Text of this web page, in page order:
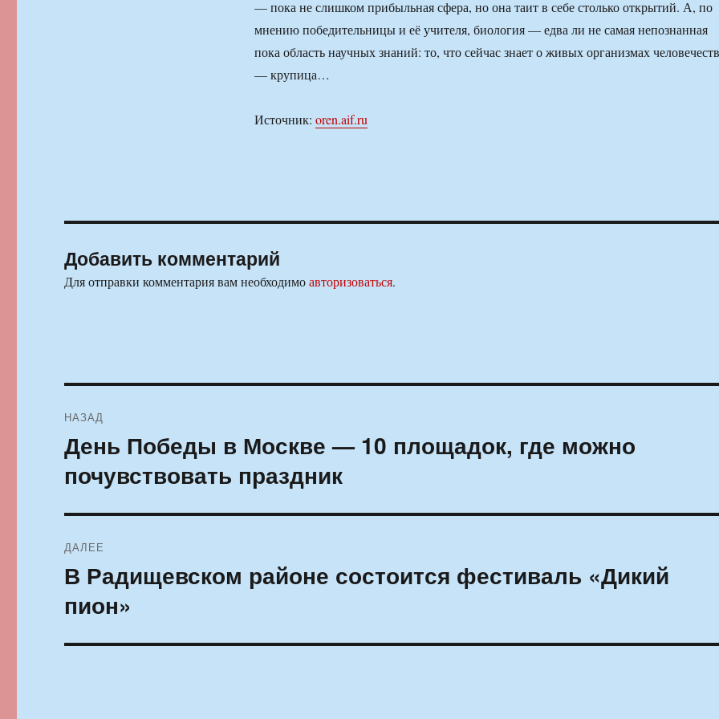
— пока не слишком прибыльная сфера, но она таит в себе столько открытий. А, по
мнению победительницы и её учителя, биология — едва ли не самая непознанная
пока область научных знаний: то, что сейчас знает о живых организмах
— крупица…
Источник: oren.aif.ru
Добавить комментарий
Для отправки комментария вам необходимоавторизоваться.
по
записям
НАЗАД
Предыдущая
запись:
День Победы в Москве — 10 площадок, где можно
почувствовать праздник
ДАЛЕЕ
Следующая
В Радищевском районе состоится фестиваль «Дикий
пион»